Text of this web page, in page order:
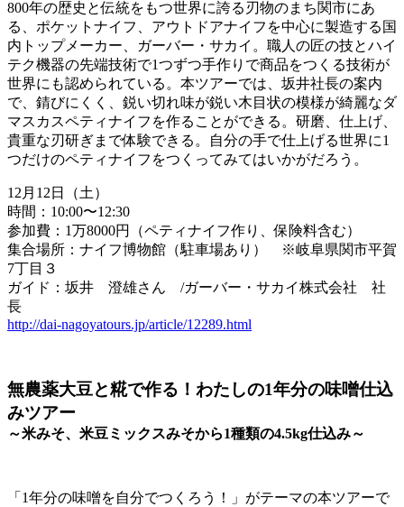
800年の歴史と伝統をもつ世界に誇る刃物のまち関市にあ
る、ポケットナイフ、アウトドアナイフを中心に製造する国
内トップメーカー、ガーバー・サカイ。職人の匠の技とハイ
テク機器の先端技術で1つずつ手作りで商品をつくる技術が
世界にも認められている。本ツアーでは、坂井社長の案内
で、錆びにくく、鋭い切れ味が鋭い木目状の模様が綺麗なダ
マスカスペティナイフを作ることができる。研磨、仕上げ、
貴重な刃研ぎまで体験できる。自分の手で仕上げる世界に1
つだけのペティナイフをつくってみてはいかがだろう。
12月12日（土）
時間：10:00〜12:30
参加費：1万8000円（ペティナイフ作り、保険料含む）
集合場所：ナイフ博物館（駐車場あり） ※岐阜県関市平賀
7丁目３
ガイド：坂井 澄雄さん /ガーバー・サカイ株式会社 社
長
http://dai-nagoyatours.jp/article/12289.html
無農薬大豆と糀で作る！わたしの1年分の味噌仕込
みツアー
～米みそ、米豆ミックスみそから1種類の4.5kg仕込み～
「1年分の味噌を自分でつくろう！」がテーマの本ツアーで